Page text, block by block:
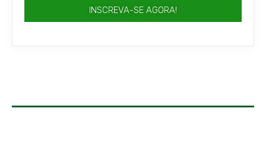
INSCREVA-SE AGORA!